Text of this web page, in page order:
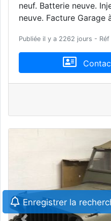
neuf. Batterie neuve.
neuve. Facture Garage
Publiée il y a 2262 jours - Réf
Enregistrer la